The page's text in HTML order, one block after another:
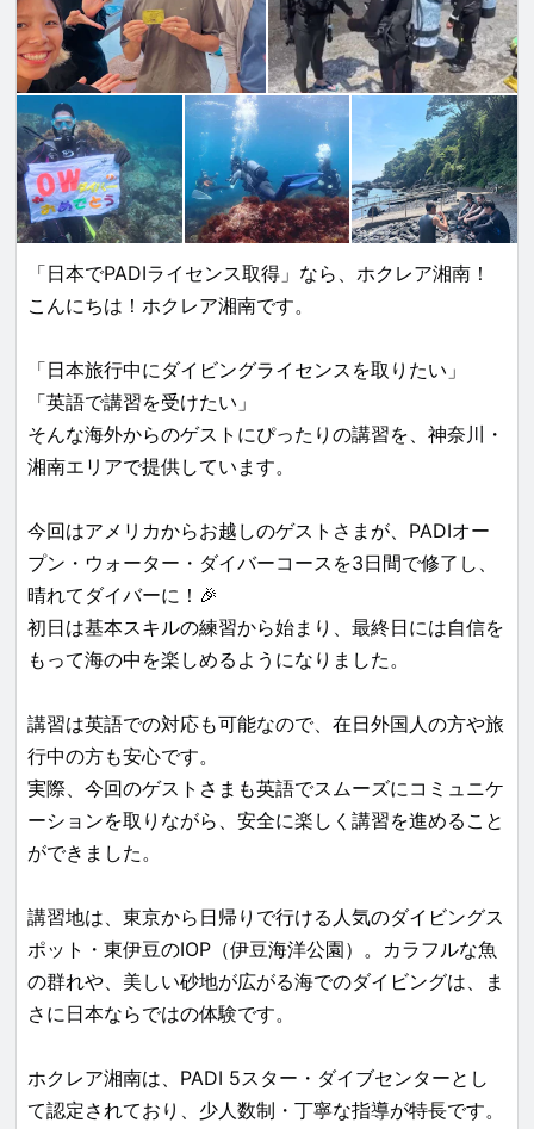
「日本でPADIライセンス取得」なら、ホクレア湘南！
こんにちは！ホクレア湘南です。
「日本旅行中にダイビングライセンスを取りたい」
「英語で講習を受けたい」
そんな海外からのゲストにぴったりの講習を、神奈川・
湘南エリアで提供しています。
今回はアメリカからお越しのゲストさまが、PADIオー
プン・ウォーター・ダイバーコースを3日間で修了し、
晴れてダイバーに！🎉
初日は基本スキルの練習から始まり、最終日には自信を
もって海の中を楽しめるようになりました。
講習は英語での対応も可能なので、在日外国人の方や旅
行中の方も安心です。
実際、今回のゲストさまも英語でスムーズにコミュニケ
ーションを取りながら、安全に楽しく講習を進めること
ができました。
講習地は、東京から日帰りで行ける人気のダイビングス
ポット・東伊豆のIOP（伊豆海洋公園）。カラフルな魚
の群れや、美しい砂地が広がる海でのダイビングは、ま
さに日本ならではの体験です。
ホクレア湘南は、PADI 5スター・ダイブセンターとし
て認定されており、少人数制・丁寧な指導が特長です。